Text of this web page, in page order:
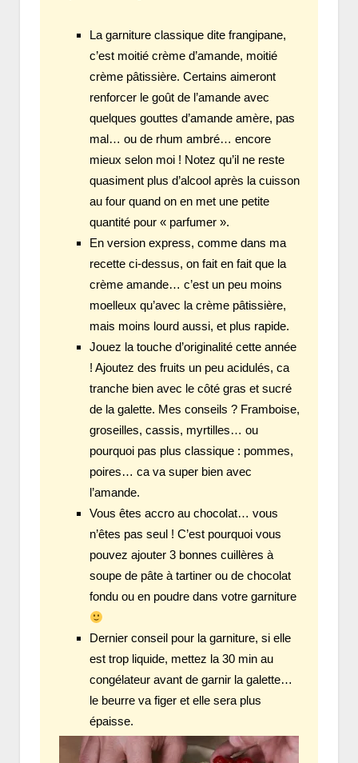
La garniture classique dite frangipane,
c’est moitié crème d’amande, moitié
crème pâtissière. Certains aimeront
renforcer le goût de l’amande avec
quelques gouttes d’amande amère, pas
mal… ou de rhum ambré… encore
mieux selon moi ! Notez qu’il ne reste
quasiment plus d’alcool après la cuisson
au four quand on en met une petite
quantité pour « parfumer ».
En version express, comme dans ma
recette ci-dessus, on fait en fait que la
crème amande… c’est un peu moins
moelleux qu’avec la crème pâtissière,
mais moins lourd aussi, et plus rapide.
Jouez la touche d’originalité cette année
! Ajoutez des fruits un peu acidulés, ca
tranche bien avec le côté gras et sucré
de la galette. Mes conseils ? Framboise,
groseilles, cassis, myrtilles… ou
pourquoi pas plus classique : pommes,
poires… ca va super bien avec
l’amande.
Vous êtes accro au chocolat… vous
n’êtes pas seul ! C’est pourquoi vous
pouvez ajouter 3 bonnes cuillères à
soupe de pâte à tartiner ou de chocolat
fondu ou en poudre dans votre garniture
Dernier conseil pour la garniture, si elle
est trop liquide, mettez la 30 min au
congélateur avant de garnir la galette…
le beurre va figer et elle sera plus
épaisse.